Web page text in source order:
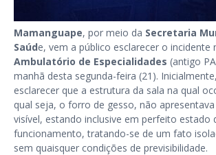
Mamanguape, por meio da Secretaria
Saúde, vem a público esclarecer o incidente
Ambulatório de Especialidades (antigo
manhã desta segunda-feira (21).
esclarecer que a estrutura da sala na qual
qual seja, o forro de gesso, não
visível, estando inclusive em perfeito estado
funcionamento, tratando-se de um fato
sem quaisquer condições de previsibilidade.